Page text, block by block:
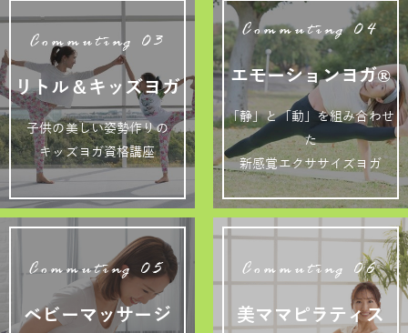
Commuting 03
リトル＆キッズヨガ
子供の美しい姿勢作りの
キッズヨガ資格講座
Commuting 04
エモーションヨガ®
「静」と「動」を組み合わせ
た
新感覚エクササイズヨガ
Commuting 05
ベビーマッサージ
Commuting 06
美ママピラティス